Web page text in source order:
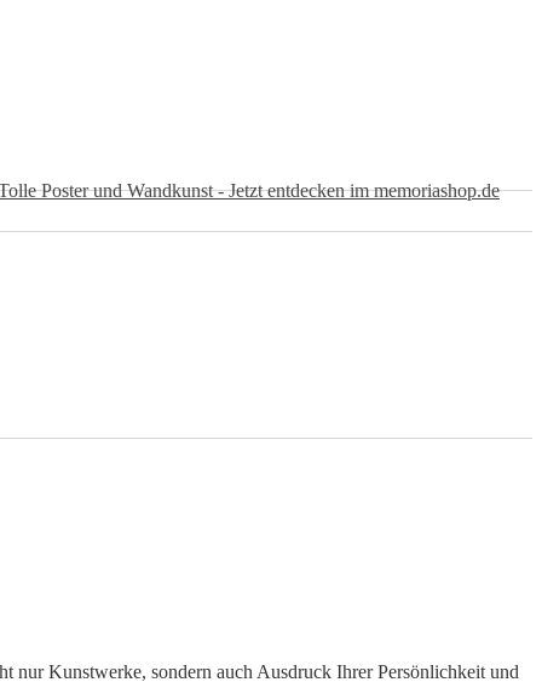
nur Kunstwerke, sondern auch Ausdruck Ihrer Persönlichkeit und